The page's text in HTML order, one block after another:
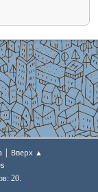
| Вверх ▲
20.